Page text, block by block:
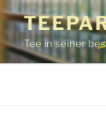
Zum
Inhalt
springenTee in seiner